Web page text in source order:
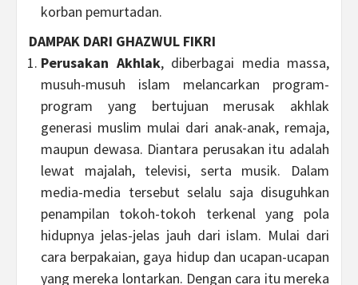
korban pemurtadan.
DAMPAK DARI GHAZWUL FIKRI
Perusakan Akhlak, diberbagai media massa,
musuh-musuh islam melancarkan program-
program yang bertujuan merusak akhlak
generasi muslim mulai dari anak-anak, remaja,
maupun dewasa. Diantara perusakan itu adalah
lewat majalah, televisi, serta musik. Dalam
media-media tersebut selalu saja disuguhkan
penampilan tokoh-tokoh terkenal yang pola
hidupnya jelas-jelas jauh dari islam. Mulai dari
cara berpakaian, gaya hidup dan ucapan-ucapan
yang mereka lontarkan. Dengan cara itu mereka